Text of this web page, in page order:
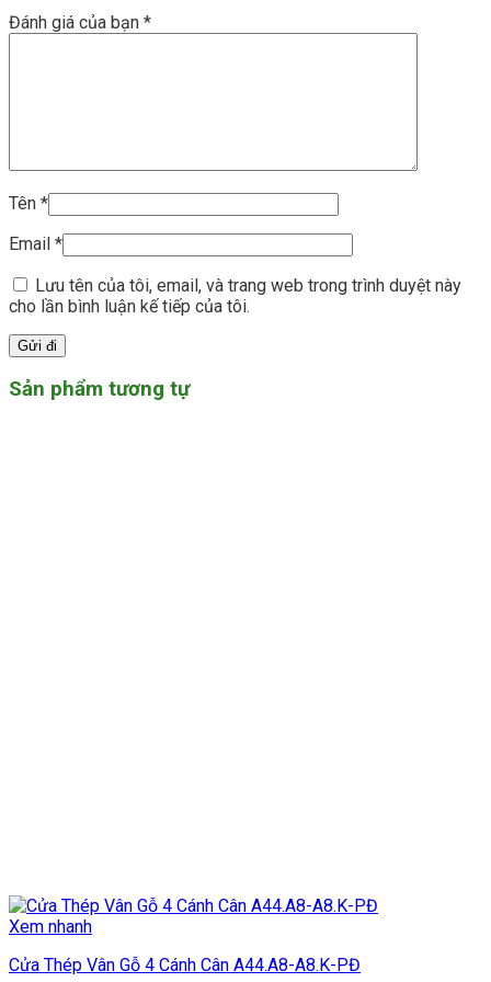
Đánh giá của bạn *
Tên *
Email *
Lưu tên của tôi, email, và trang web trong trình duyệt này
cho lần bình luận kế tiếp của tôi.
Sản phẩm tương tự
Xem nhanh
Cửa Thép Vân Gỗ 4 Cánh Cân A44.A8-A8.K-PĐ